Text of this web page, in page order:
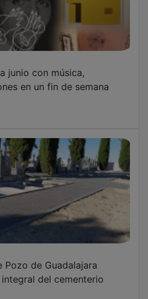
de Guadalajara
del cementerio